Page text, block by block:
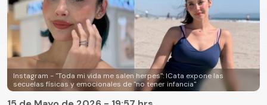
Instagram - "Toda mi vida me salen herpes": ICata expone las
secuelas físicas y emocionales de "no tener infancia"